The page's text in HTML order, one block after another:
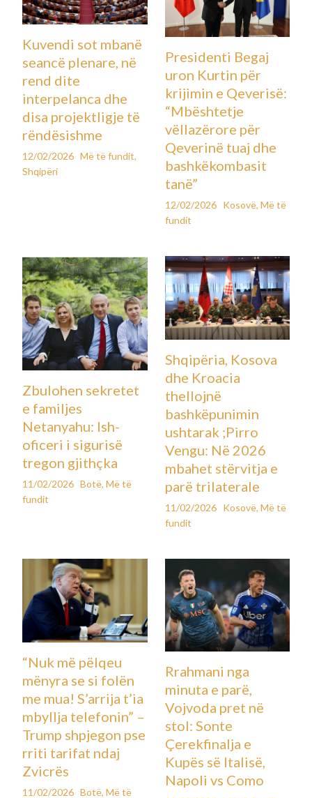
Kuvendi sot mbanë
seancë plenare, në
rend dite
interpelanca dhe
disa projektligje të
rëndësishme
12/02/2026 Më të fundit,
Shqipëri
Presidenti Begaj
uron Kurtin për
krijimin e Qeverisë:
“Mbështetje
vëllazërore për
Qeverinë tuaj dhe
bashkëkombasit
tanë”
12/02/2026 Kosovë, Më të
fundit
Zbulohen sekretet
e familjes
Netanyahu: Ish-
oficeri i sigurisë
tregon gjithçka
11/02/2026 Botë,Më të
fundit
Shqipëria, Kosova
dhe Kroacia
thellojnë
bashkëpunimin
ushtarak ;Pirro
Vengu: Në 2026
mbahet stërvitja e
parë trilaterale
11/02/2026 Kosovë, Më të
fundit
“Nuk më pëlqeu
mënyra se si folën
me mua! S’arrija t’ia
mbyllja telefonin” –
Trump shpjegon pse
rriti tarifat ndaj
Zvicrës
11/02/2026 Botë,Më të
Rrahmani nga
minuta e parë,
Vojvoda pret në
stol: Sonte
Çerekfinalja e
Kupës së Italisë,
Napoli vs Como